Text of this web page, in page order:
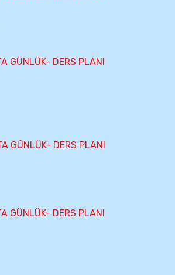
GÜNLÜK- DERS PLANI
GÜNLÜK- DERS PLANI
GÜNLÜK- DERS PLANI